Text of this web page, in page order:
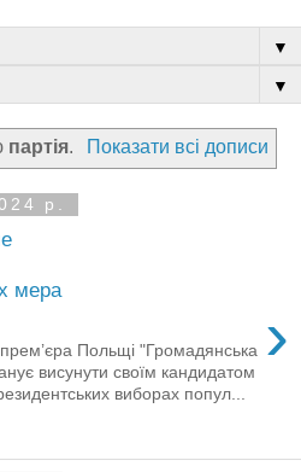
▼
▼
партія. Показати всі дописи
р.
мера
›
Польщі "Громадянська
висунути своїм кандидатом
виборах попул...